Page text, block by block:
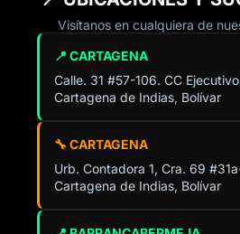
Visítanos en cualquiera de
📍 CARTAGENA
Calle. 31 #57-106. CC
Cartagena de Indias, Bolívar
🔧 CARTAGENA
Urb. Contadora 1, Cra. 69
Cartagena de Indias, Bolívar